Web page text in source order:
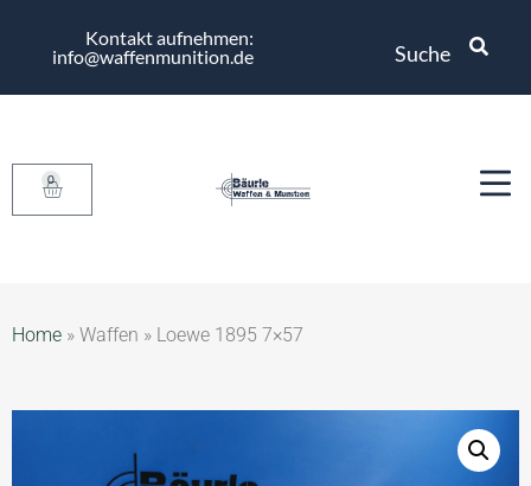
Kontakt aufnehmen:
info@waffenmunition.de
Suche
0
Home » Waffen » Loewe 1895 7×57